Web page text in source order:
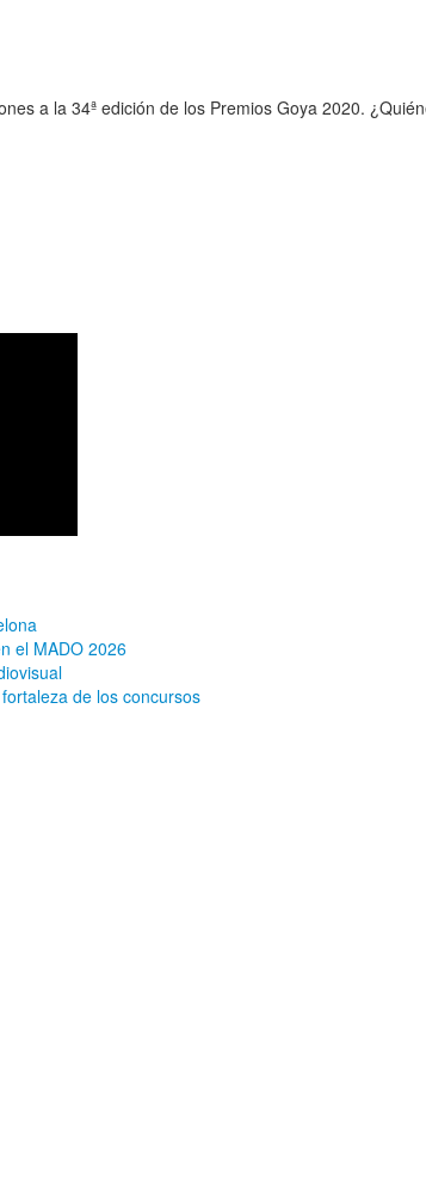
a la 34ª edición de los Premios Goya 2020.
el MADO 2026
de los concursos